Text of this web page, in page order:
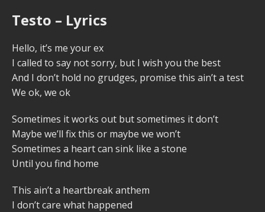
Testo – Lyrics
Hello, it’s me your ex
I called to say not sorry, but I wish you the best
And I don’t hold no grudges, promise this ain’t a test
We ok, we ok
Sometimes it works out but sometimes it don’t
Maybe we’ll fix this or maybe we won’t
Sometimes a heart can sink like a stone
Until you find home
This ain’t a heartbreak anthem
I don’t care what happened